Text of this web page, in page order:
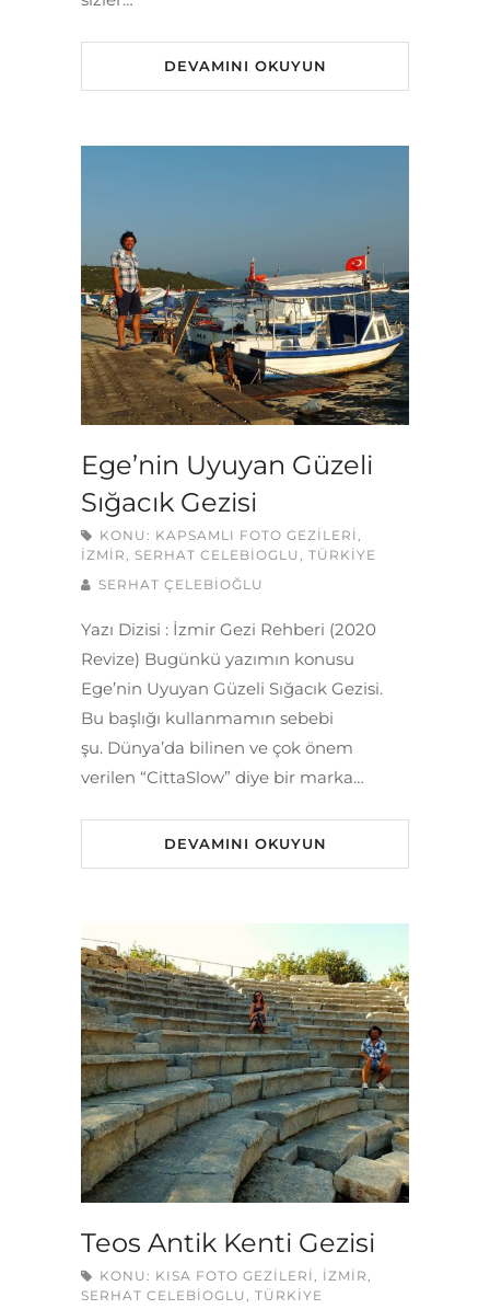
DEVAMINI OKUYUN
Ege’nin Uyuyan Güzeli
Sığacık Gezisi
KONU: KAPSAMLI FOTO GEZILERI
İZMIR
SERHAT CELEBIOGLU
TÜRKIYE
SERHAT ÇELEBİOĞLU
Yazı Dizisi : İzmir Gezi Rehberi (2020
Revize) Bugünkü yazımın konusu
Ege’nin Uyuyan Güzeli Sığacık Gezisi.
Bu başlığı kullanmamın sebebi
şu. Dünya’da bilinen ve çok önem
verilen “CittaSlow” diye bir marka…
DEVAMINI OKUYUN
Teos Antik Kenti Gezisi
KONU: KISA FOTO GEZILERI , İZMIR,
SERHAT CELEBIOGLU, TÜRKIYE